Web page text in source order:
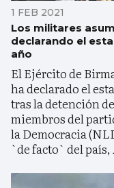
1 FEB 2021
Los militares
declarando el
año
El Ejército de
ha declarado el
tras la detención
miembros del
la Democracia
`de facto` del país,